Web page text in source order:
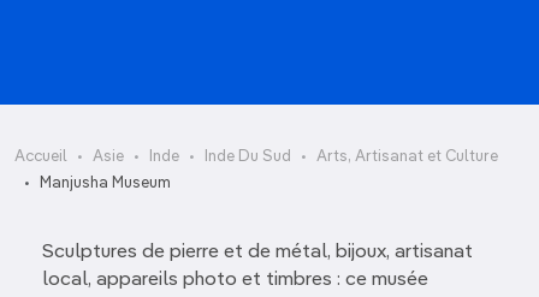
Accueil Asie Inde Inde Du Sud
Arts, Artisanat et Culture
Manjusha Museum
Sculptures de pierre et de métal, bijoux, artisanat
local, appareils photo et timbres : ce musée